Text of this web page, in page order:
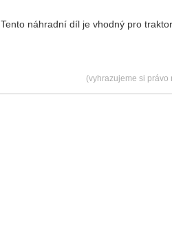
Tento náhradní díl je vhodný pro
(vyhrazujeme si právo